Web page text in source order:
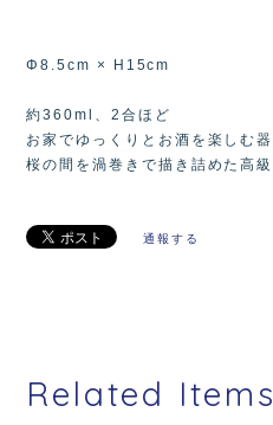
Φ8.5cm × H15cm
約360ml、2合ほど
お家でゆっくりとお酒を楽しむ器
桜の間を渦巻きで描き詰めた高級
通報する
Related Items